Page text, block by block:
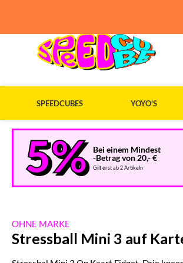
SPEEDCUBES YOYO’S
Bei einem Mindest
-Betrag von 20,- €
Gilt erst ab 2 Artikeln
OHNE MARKE
Stressball Mini 3 auf